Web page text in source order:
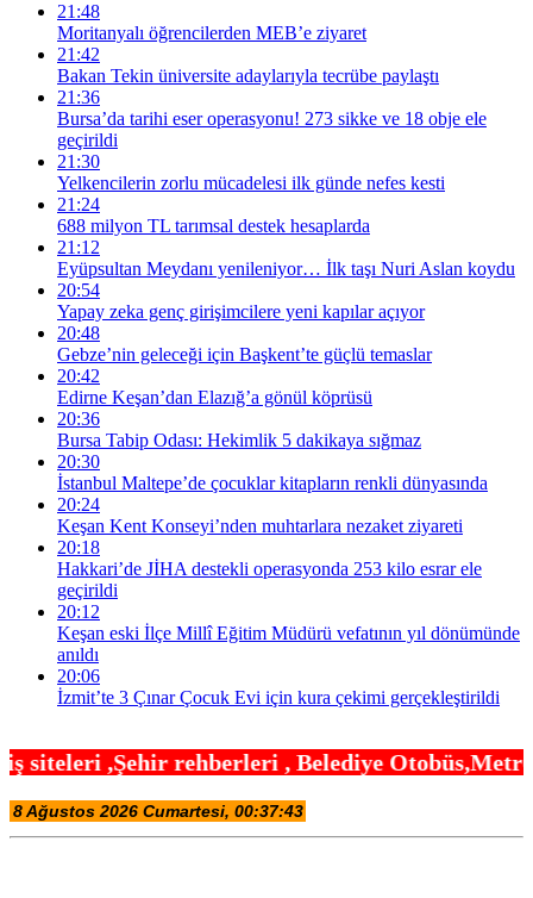
21:48
Moritanyalı öğrencilerden MEB’e ziyaret
21:42
Bakan Tekin üniversite adaylarıyla tecrübe paylaştı
21:36
Bursa’da tarihi eser operasyonu! 273 sikke ve 18 obje ele
geçirildi
21:30
Yelkencilerin zorlu mücadelesi ilk günde nefes kesti
21:24
688 milyon TL tarımsal destek hesaplarda
21:12
Eyüpsultan Meydanı yenileniyor… İlk taşı Nuri Aslan koydu
20:54
Yapay zeka genç girişimcilere yeni kapılar açıyor
20:48
Gebze’nin geleceği için Başkent’te güçlü temaslar
20:42
Edirne Keşan’dan Elazığ’a gönül köprüsü
20:36
Bursa Tabip Odası: Hekimlik 5 dakikaya sığmaz
20:30
İstanbul Maltepe’de çocuklar kitapların renkli dünyasında
20:24
Keşan Kent Konseyi’nden muhtarlara nezaket ziyareti
20:18
Hakkari’de JİHA destekli operasyonda 253 kilo esrar ele
geçirildi
20:12
Keşan eski İlçe Millî Eğitim Müdürü vefatının yıl dönümünde
anıldı
20:06
İzmit’te 3 Çınar Çocuk Evi için kura çekimi gerçekleştirildi
rehberleri , Belediye